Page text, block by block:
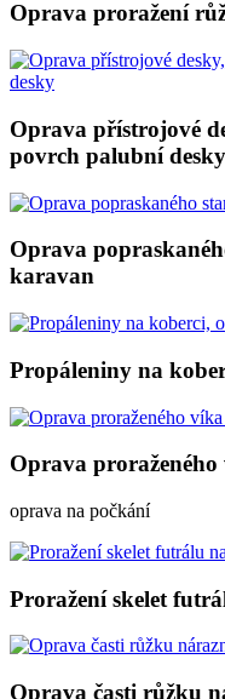
Oprava proražení
Oprava přístrojové
povrch palubní desky
Oprava
karavan
Propáleniny na
Oprava
oprava na počkání
Proražení skelet
Oprava časti růžku